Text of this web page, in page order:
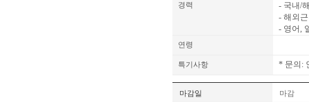
경력
- 국내/
- 해외
- 영어,
연령
특기사항 * 문의:
마감일 마감